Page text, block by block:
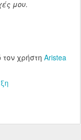
μου.
τον χρήστη Aristea